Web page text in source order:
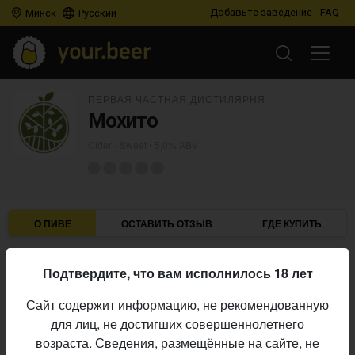
Минск Русский Добавьте заведение FAQ
Мохито
О ПИВЕ ОСТАВИТЬ ОТЗЫВ ГДЕ КУПИТЬ
Пивоварня:
Алкоголь:
5,0%
Начало
выпуска:
26.06.2026
Подтвердите, что вам исполнилось 18 лет
Сайт содержит информацию, не рекомендованную
для лиц, не достигших совершеннолетнего
возраста. Сведения, размещённые на сайте, не